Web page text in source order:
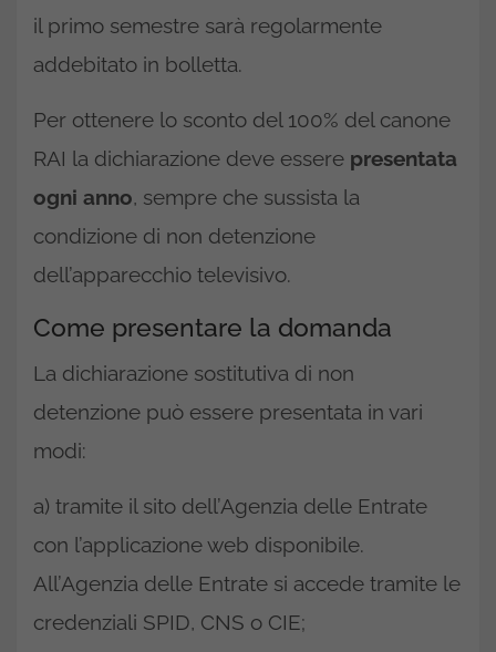
il primo semestre sarà regolarmente
addebitato in bolletta.
Per ottenere lo sconto del 100% del canone
RAI la dichiarazione deve essere presentata
ogni anno, sempre che sussista la
condizione di non detenzione
dell’apparecchio televisivo.
Come presentare la domanda
La dichiarazione sostitutiva di non
detenzione può essere presentata in vari
modi:
a) tramite il sito dell’Agenzia delle Entrate
con l’applicazione web disponibile.
All’Agenzia delle Entrate si accede tramite le
credenziali SPID, CNS o CIE;